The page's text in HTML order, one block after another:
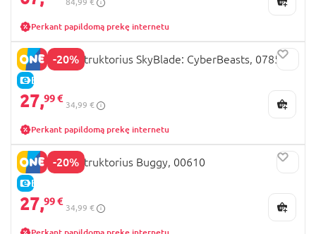
Perkant papildomą prekę internetu
-20%
E-KAINA
REVELL konstruktorius SkyBlade: CyberBeasts, 07850
27,99 €
34,99 €
Perkant papildomą prekę internetu
-20%
E-KAINA
REVELL konstruktorius Buggy, 00610
27,99 €
34,99 €